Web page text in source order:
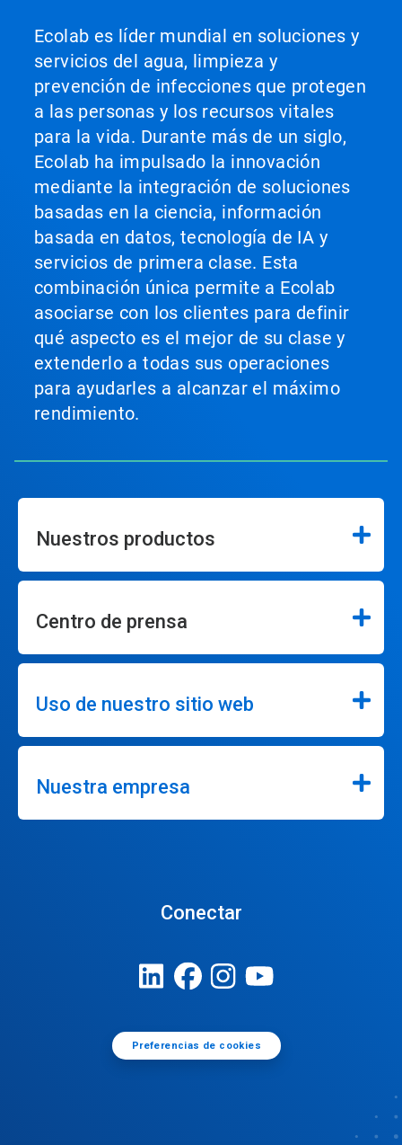
Ecolab es líder mundial en soluciones y
servicios del agua, limpieza y
prevención de infecciones que protegen
a las personas y los recursos vitales
para la vida. Durante más de un siglo,
Ecolab ha impulsado la innovación
mediante la integración de soluciones
basadas en la ciencia, información
basada en datos, tecnología de IA y
servicios de primera clase. Esta
combinación única permite a Ecolab
asociarse con los clientes para definir
qué aspecto es el mejor de su clase y
extenderlo a todas sus operaciones
para ayudarles a alcanzar el máximo
rendimiento.
Nuestros productos
Centro de prensa
Uso de nuestro sitio web
Nuestra empresa
Conectar
Preferencias de cookies